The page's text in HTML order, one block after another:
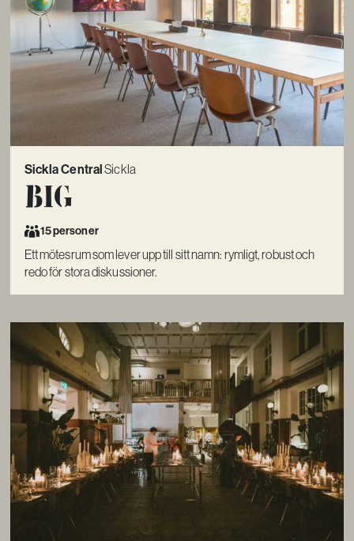
Sickla CentralSickla
Big
15 personer
Ett mötesrum som lever upp till sitt namn: rymligt, robust och
redo för stora diskussioner.